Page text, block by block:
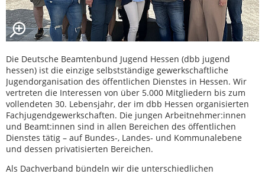
Die Deutsche Beamtenbund Jugend Hessen (dbb jugend
hessen) ist die einzige selbstständige gewerkschaftliche
Jugendorganisation des öffentlichen Dienstes in Hessen. Wir
vertreten die Interessen von über 5.000 Mitgliedern bis zum
vollendeten 30. Lebensjahr, der im dbb Hessen organisierten
Fachjugendgewerkschaften. Die jungen Arbeitnehmer:innen
und Beamt:innen sind in allen Bereichen des öffentlichen
Dienstes tätig – auf Bundes-, Landes- und Kommunalebene
und dessen privatisierten Bereichen.
Als Dachverband bündeln wir die unterschiedlichen